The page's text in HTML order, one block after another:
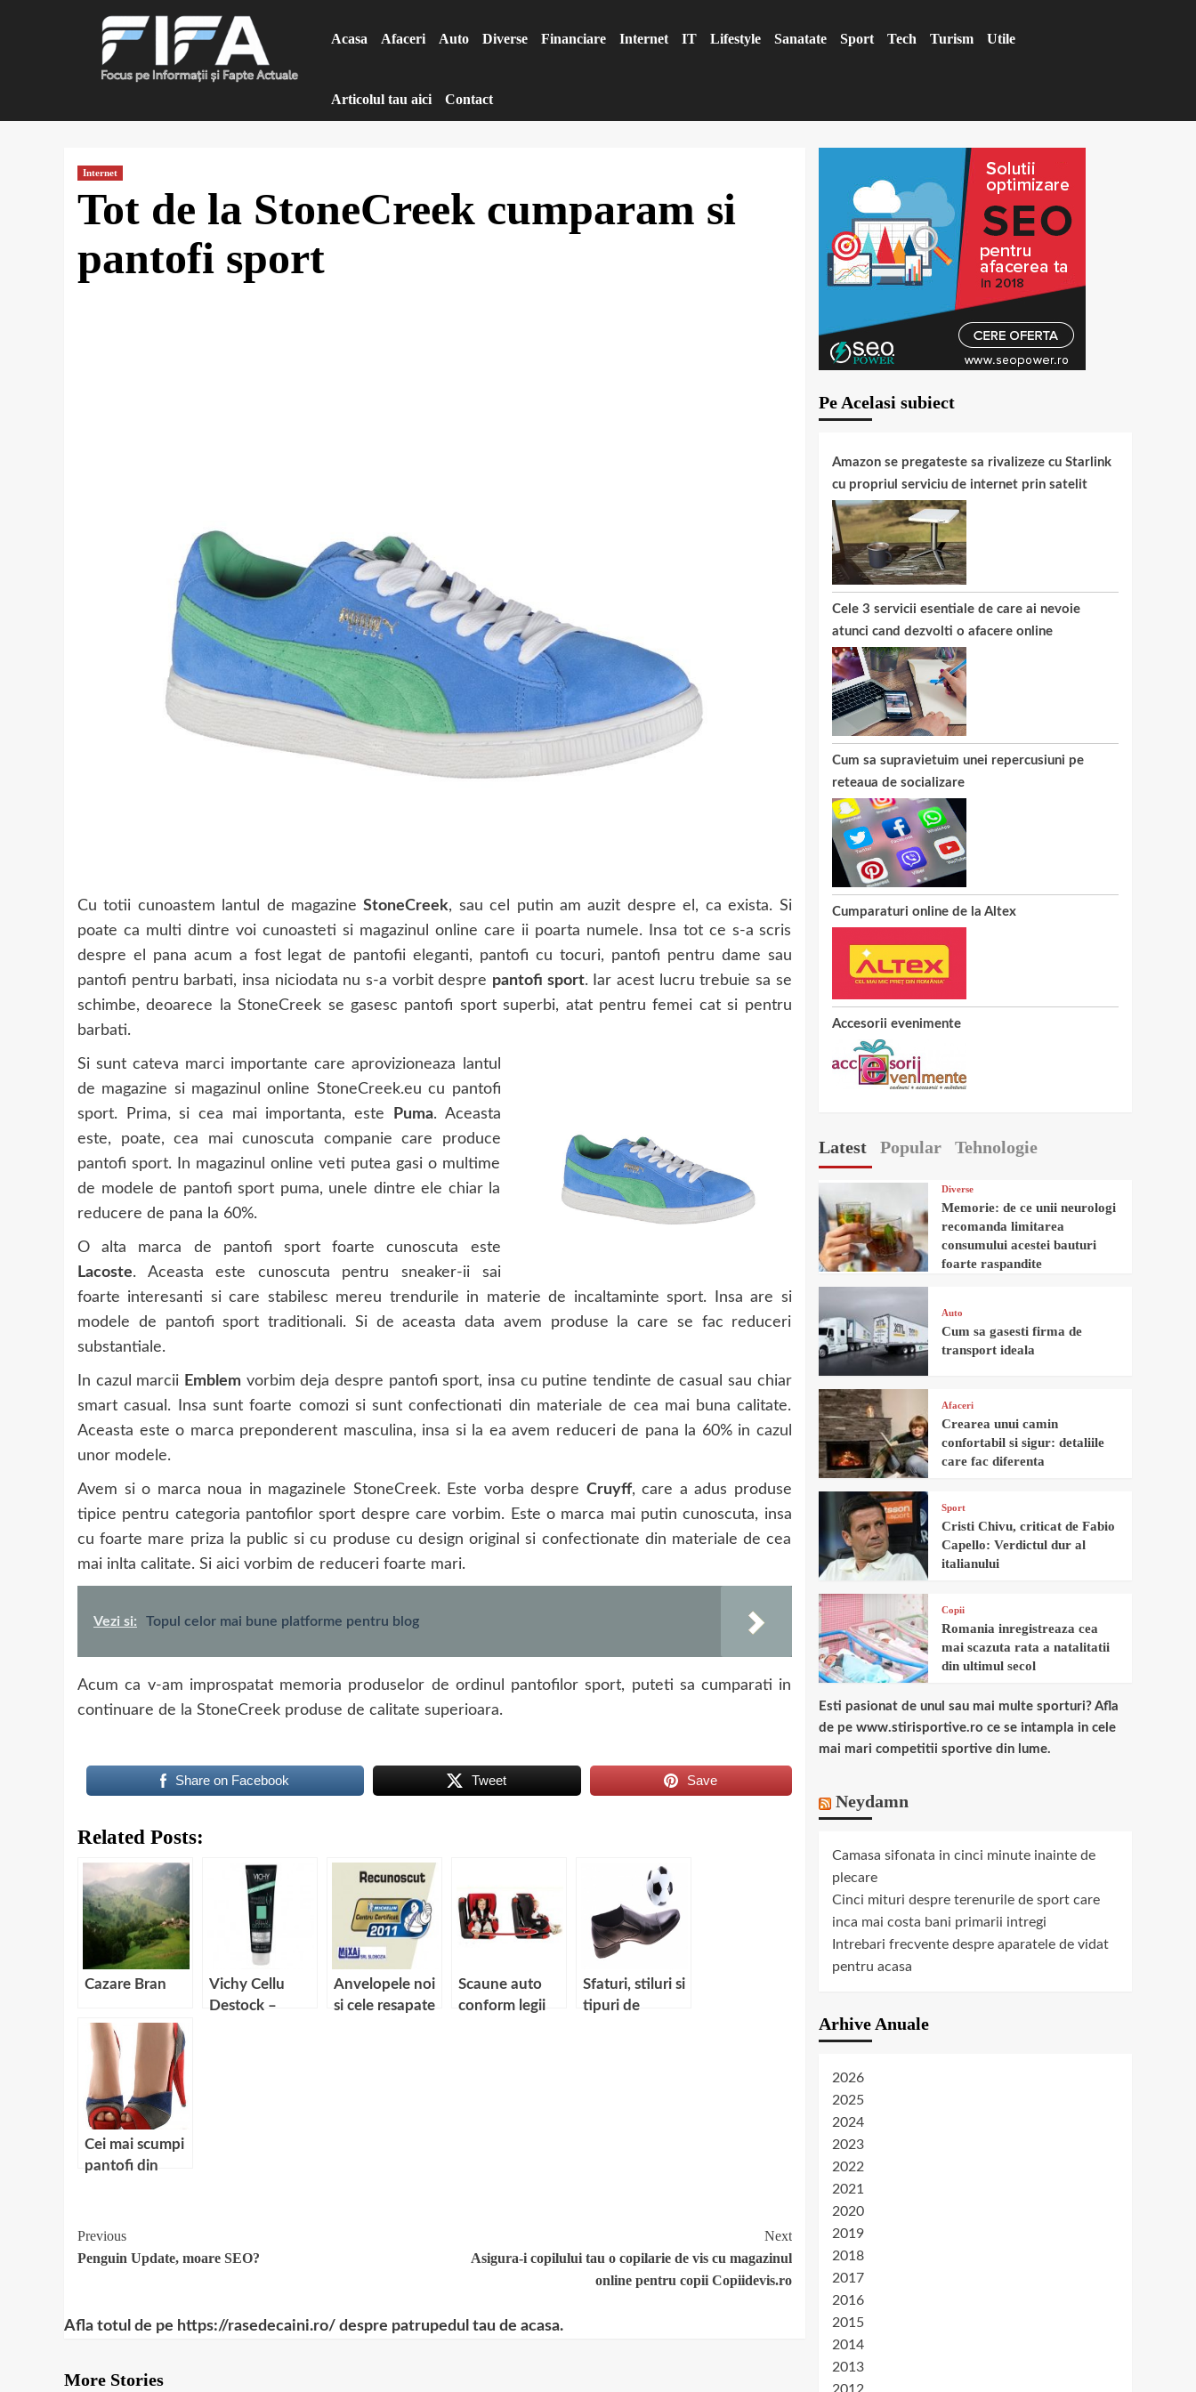
Acasa Afaceri Auto Diverse Financiare Internet IT Lifestyle Sanatate Sport Tech Turism Utile
Articolul tau aici Contact
Internet
Tot de la StoneCreek cumparam si
pantofi sport
Cu totii cunoastem lantul de magazineStoneCreek, sau cel putin am auzit despre el, ca exista. Si
poate ca multi dintre voi cunoasteti si magazinul online care ii poarta numele. Insa tot ce s-a scris
despre el pana acum a fost legat de pantofii eleganti, pantofi cu tocuri, pantofi pentru dame sau
pantofi pentru barbati, insa niciodata nu s-a vorbit despre pantofi sport. Iar acest lucru trebuie sa se
schimbe, deoarece la StoneCreek se gasesc pantofi sport superbi, atat pentru femei cat si pentru
barbati.
Si sunt cateva marci importante care aprovizioneaza lantul
de magazine si magazinul online StoneCreek.eu cu pantofi
sport. Prima, si cea mai importanta, este
Puma. Aceasta
este, poate, cea mai cunoscuta companie care produce
pantofi sport. In magazinul online veti putea gasi o multime
de modele de pantofi sport puma, unele dintre ele chiar la
reducere de pana la 60%.
O alta marca de pantofi sport foarte cunoscuta este
Lacoste. Aceasta este cunoscuta pentru sneaker-ii sai
foarte interesanti si care stabilesc mereu trendurile in materie de incaltaminte sport. Insa are si
modele de pantofi sport traditionali. Si de aceasta data avem produse la care se fac reduceri
substantiale.
In cazul marcii Emblem vorbim deja despre pantofi sport, insa cu putine tendinte de casual sau chiar
smart casual. Insa sunt foarte comozi si sunt confectionati din materiale de cea mai buna calitate.
Aceasta este o marca preponderent masculina, insa si la ea avem reduceri de pana la 60% in cazul
unor modele.
Avem si o marca noua in magazinele StoneCreek. Este vorba despre Cruyff, care a adus produse
tipice pentru categoria pantofilor sport despre care vorbim. Este o marca mai putin cunoscuta, insa
cu foarte mare priza la public si cu produse cu design original si confectionate din materiale de cea
mai inlta calitate. Si aici vorbim de reduceri foarte mari.
Vezi si: Topul celor mai bune platforme pentru blog
Acum ca v-am improspatat memoria produselor de ordinul pantofilor sport, puteti sa cumparati in
continuare de la StoneCreek produse de calitate superioara.
Share on Facebook Tweet Save
Related Posts:
Cazare Bran
Vichy Cellu
Destock –
Anvelopele noi
si cele resapate
Scaune auto
conform legii
Sfaturi, stiluri si
tipuri de
Cei mai scumpi
pantofi din
Continue
Reading
Previous
Penguin Update, moare SEO?
Next
Asigura-i copilului tau o copilarie de vis cu magazinul
online pentru copii Copiidevis.ro
Afla totul de pe https://rasedecaini.ro/ despre patrupedul tau de acasa.
More Stories
Pe Acelasi subiect
Amazon se pregateste sa rivalizeze cu Starlink
cu propriul serviciu de internet prin satelit
Cele 3 servicii esentiale de care ai nevoie
atunci cand dezvolti o afacere online
Cum sa supravietuim unei repercusiuni pe
reteaua de socializare
Cumparaturi online de la Altex
Accesorii evenimente
Latest Popular Tehnologie
Diverse
Memorie: de ce unii neurologi
recomanda limitarea
consumului acestei bauturi
foarte raspandite
Auto
Cum sa gasesti firma de
transport ideala
Afaceri
Crearea unui camin
confortabil si sigur: detaliile
care fac diferenta
Sport
Cristi Chivu, criticat de Fabio
Capello: Verdictul dur al
italianului
Copii
Romania inregistreaza cea
mai scazuta rata a natalitatii
din ultimul secol
Esti pasionat de unul sau mai multe sporturi? Afla
de pe www.stirisportive.ro ce se intampla in cele
mai mari competitii sportive din lume.
Neydamn
Camasa sifonata in cinci minute inainte de
plecare
Cinci mituri despre terenurile de sport care
inca mai costa bani primarii intregi
Intrebari frecvente despre aparatele de vidat
pentru acasa
Arhive Anuale
2026
2025
2024
2023
2022
2021
2020
2019
2018
2017
2016
2015
2014
2013